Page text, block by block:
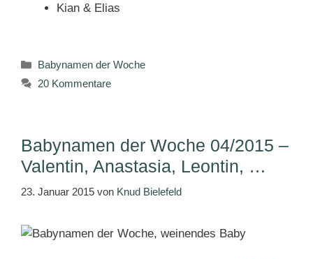
Kian & Elias
Kategorien
Babynamen der Woche
20 Kommentare
Babynamen der Woche 04/2015 –
Valentin, Anastasia, Leontin, …
23. Januar 2015 von Knud Bielefeld